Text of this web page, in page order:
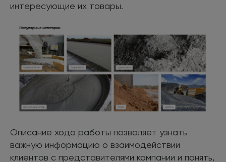
интересующие их товары.
Описание хода работы позволяет узнать
важную информацию о взаимодействии
клиентов с представителями компании и понять,